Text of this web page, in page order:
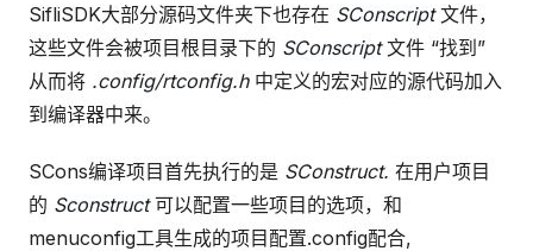
SifliSDK大部分源码文件夹下也存在 SConscript文件，
这些文件会被项目根目录下的 SConscript文件 “找到”
从而将 .config/rtconfig.h中定义的宏对应的源代码加入
到编译器中来。
SCons编译项目首先执行的是 SConstruct. 在用户项目
的 Sconstruct可以配置一些项目的选项，和
menuconfig工具生成的项目配置.config配合,